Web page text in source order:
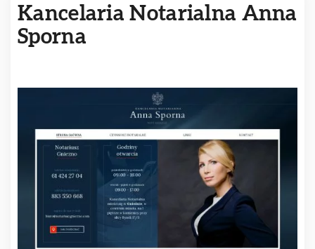
Kancelaria Notarialna Anna
Sporna